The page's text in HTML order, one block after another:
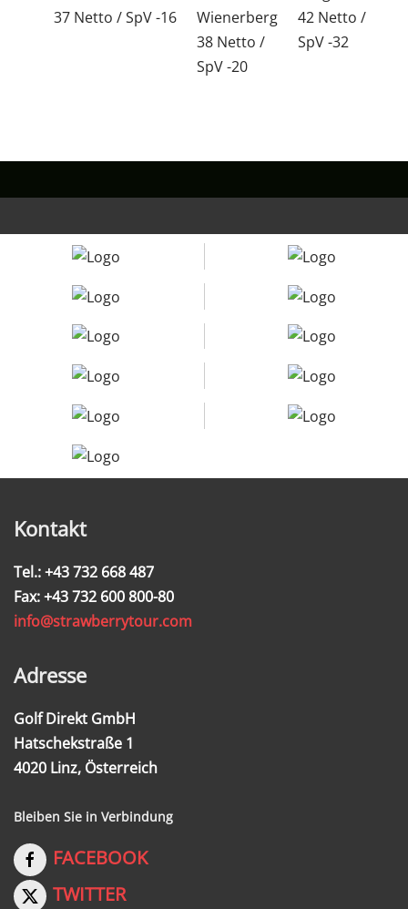
37 Netto / SpV -16
Wienerberg
38 Netto /
SpV -20
42 Netto /
SpV -32
Kontakt
Tel.: +43 732 668 487
Fax: +43 732 600 800-80
info@strawberrytour.com
Adresse
Golf Direkt GmbH
Hatschekstraße 1
4020 Linz, Österreich
Bleiben Sie in Verbindung
FACEBOOK
TWITTER